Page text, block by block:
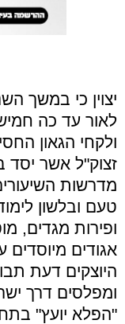
יצוין כי במשך
לאור עד כה
ולקחי הגאון
זצוק"ל אשר יסד
מדרשות
טעם ובלשון
ופירות מגדים,
אגודים מיוסדים
היוצקים דעת
ומפלסים דרך
"הפלא יועץ"